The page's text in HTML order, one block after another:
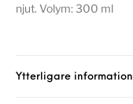
njut. Volym: 300 ml
Ytterligare information